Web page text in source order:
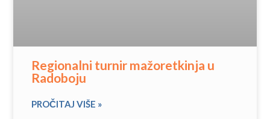
Regionalni turnir mažoretkinja u
Radoboju
PROČITAJ VIŠE »